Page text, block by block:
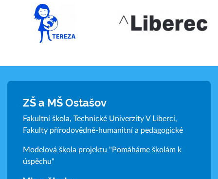
ZŠ a MŠ Ostašov
Fakultní škola, Technické Univerzity V Liberci,
Fakulty přírodovědně-humanitní a pedagogické
Modelová škola projektu "Pomáháme školám k
úspěchu"